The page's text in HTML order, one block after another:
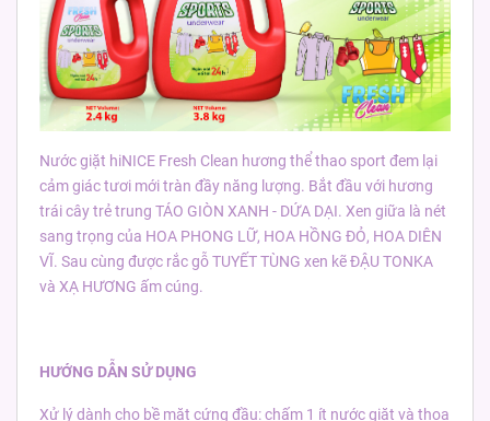
Nước giặt hiNICE Fresh Clean hương thể thao sport đem lại
cảm giác tươi mới tràn đầy năng lượng. Bắt đầu với hương
trái cây trẻ trung TÁO GIÒN XANH - DỨA DẠI. Xen giữa là nét
sang trọng của HOA PHONG LỮ, HOA HỒNG ĐỎ, HOA DIÊN
VĨ. Sau cùng được rắc gỗ TUYẾT TÙNG xen kẽ ĐẬU TONKA
và XẠ HƯƠNG ấm cúng.
HƯỚNG DẪN SỬ DỤNG
Xử lý dành cho bề mặt cứng đầu: chấm 1 ít nước giặt và thoa